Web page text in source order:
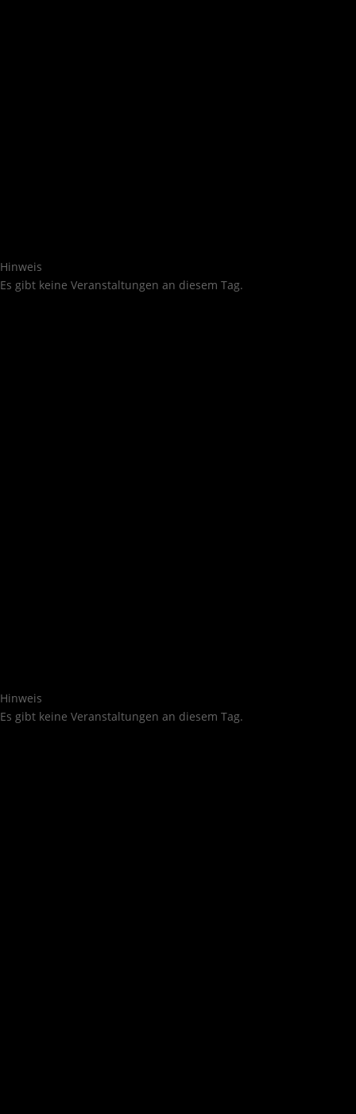
Hinweis
Es gibt keine Veranstaltungen an diesem Tag.
Hinweis
Es gibt keine Veranstaltungen an diesem Tag.